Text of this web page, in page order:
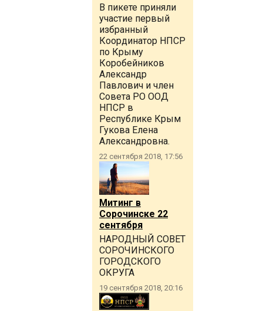
В пикете приняли
участие первый
избранный
Координатор НПСР
по Крыму
Коробейников
Александр
Павлович и член
Совета РО ООД
НПСР в
Республике Крым
Гукова Елена
Александровна.
22 сентября 2018, 17:56
Митинг в
Сорочинске 22
сентября
НАРОДНЫЙ СОВЕТ
СОРОЧИНСКОГО
ГОРОДСКОГО
ОКРУГА
19 сентября 2018, 20:16